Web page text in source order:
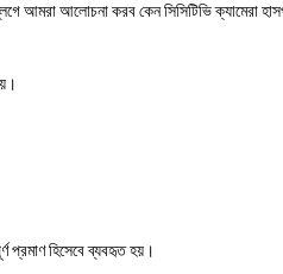
আমরা আলোচনা করব কেন সিসিটিভি ক্যামেরা
প্রমাণ হিসেবে ব্যবহৃত হয়।